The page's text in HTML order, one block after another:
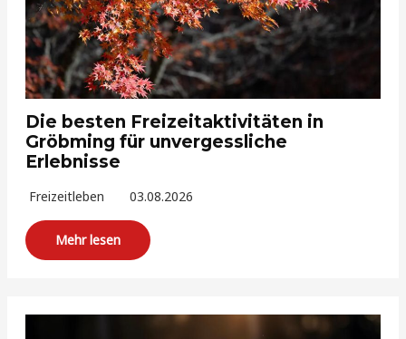
Die besten Freizeitaktivitäten in
Gröbming für unvergessliche
Erlebnisse
Freizeitleben 03.08.2026
Mehr lesen